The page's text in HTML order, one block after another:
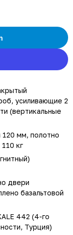
усиливающие 2
(вертикальные
мм, полотно
кг
двери
базальтовой
442 (4-го
Турция)